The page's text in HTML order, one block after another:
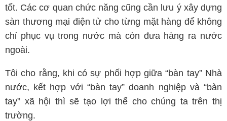
tốt. Các cơ quan chức năng cũng cần lưu ý xây dựng
sàn thương mại điện tử cho từng mặt hàng để không
chỉ phục vụ trong nước mà còn đưa hàng ra nước
ngoài.
Tôi cho rằng, khi có sự phối hợp giữa “bàn tay” Nhà
nước, kết hợp với “bàn tay” doanh nghiệp và “bàn
tay” xã hội thì sẽ tạo lợi thế cho chúng ta trên thị
trường.